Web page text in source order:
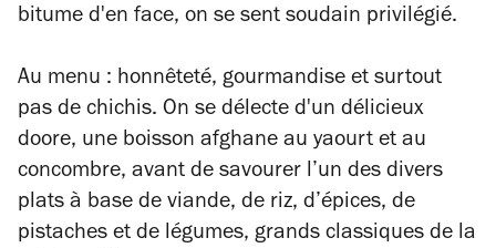
bitume d'en face, on se sent soudain privilégié.
Au menu : honnêteté, gourmandise et surtout
pas de chichis. On se délecte d'un délicieux
doore, une boisson afghane au yaourt et au
concombre, avant de savourer l’un des divers
plats à base de viande, de riz, d’épices, de
pistaches et de légumes, grands classiques de la